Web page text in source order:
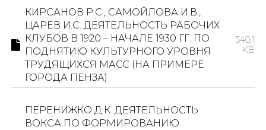
КИРСАНОВ Р.С., САМОЙЛОВА И.В.,
ЦАРЁВ И.С. ДЕЯТЕЛЬНОСТЬ РАБОЧИХ
КЛУБОВ В 1920 – НАЧАЛЕ 1930 ГГ. ПО
ПОДНЯТИЮ КУЛЬТУРНОГО УРОВНЯ
ТРУДЯЩИХСЯ МАСС (НА ПРИМЕРЕ
ГОРОДА ПЕНЗА)
540,1
KB
ПЕРЕНИЖКО Д.К. ДЕЯТЕЛЬНОСТЬ
ВОКСА ПО ФОРМИРОВАНИЮ